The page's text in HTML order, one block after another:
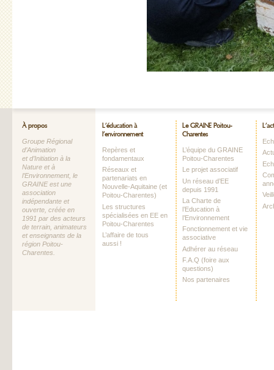
À propos
Groupe Régional
d’Animation
et d’Initiation à la
Nature et à
l’Environnement, le
GRAINE est une
association
indépendante et
ouverte, créée en
1991 par des acteurs
de terrain, animateurs
et enseignants de la
région Poitou-
Charentes.
L’éducation à
l’environnement
Repères et
fondamentaux
Réseaux et
partenariats en
Nouvelle-Aquitaine (et
Poitou-Charentes)
Les structures
spécialisées en EE en
Poitou-Charentes
L’affaire de tous
aussi !
Le GRAINE Poitou-
Charentes
L’équipe du GRAINE
Poitou-Charentes
Le projet associatif
Un réseau d’EE
depuis 1991
La Charte de
l’Education à
l’Environnement
Fonctionnement et vie
associative
Adhérer au réseau
F.A.Q (foire aux
questions)
Nos partenaires